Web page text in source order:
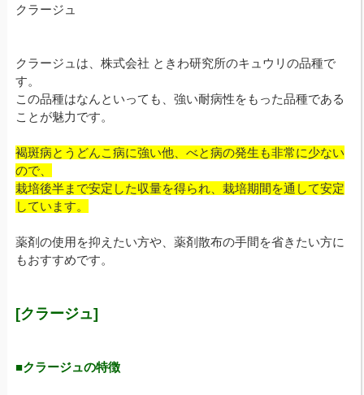
クラージュ
クラージュは、株式会社 ときわ研究所のキュウリの品種で
す。
この品種はなんといっても、強い耐病性をもった品種である
ことが魅力です。
褐斑病とうどんこ病に強い他、べと病の発生も非常に少ない
ので、
栽培後半まで安定した収量を得られ、栽培期間を通して安定
しています。
薬剤の使用を抑えたい方や、薬剤散布の手間を省きたい方に
もおすすめです。
[クラージュ]
■クラージュの特徴